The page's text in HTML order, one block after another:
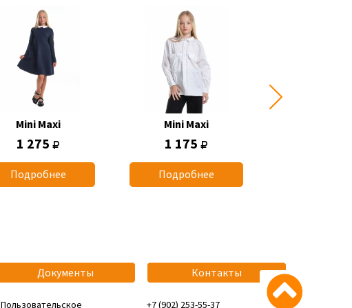
Mini Maxi
1 275
Подробнее
Mini Maxi
1 175
Подробнее
Документы
Пользовательское
Контакты
+7 (902) 253-55-37